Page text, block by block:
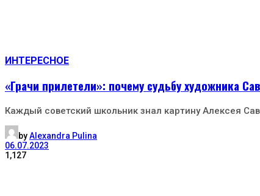
ИНТЕРЕСНОЕ
«Грачи прилетели»: почему судьбу художника
Каждый советский школьник знал картину Алексея
byAlexandra Pulina
06.07.2023
1,127